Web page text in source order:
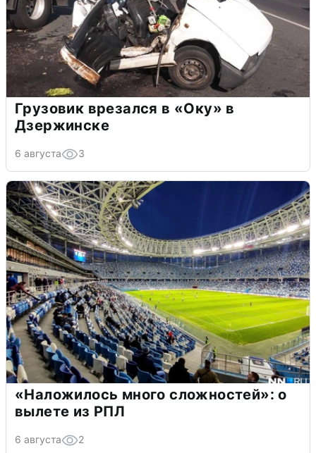
Грузовик врезался в «Оку» в
Дзержинске
6 августа 3
«Наложилось много сложностей»: о
вылете из РПЛ
6 августа 2